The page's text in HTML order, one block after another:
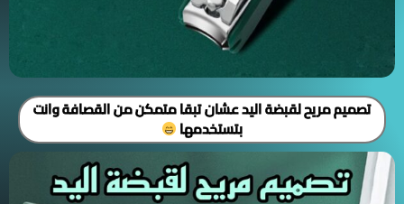
تصميم مريح لقبضة اليد عشان تبقا متمكن من القصافة وانت
بتستخدمها